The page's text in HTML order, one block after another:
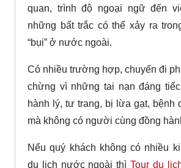
quan, trình độ ngoại ngữ đến
những bất trắc có thể xảy ra
“bụi” ở nước ngoài.
Có nhiều trường hợp, chuyến đi
chừng vì những tai nạn đáng
hành lý, tư trang, bị lừa gạt,
mà không có người cùng đồng
Nếu quý khách không có nhiều
du lịch nước ngoài thì Tour du